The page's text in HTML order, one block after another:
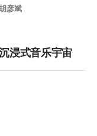
彦斌
浸式音乐宇宙